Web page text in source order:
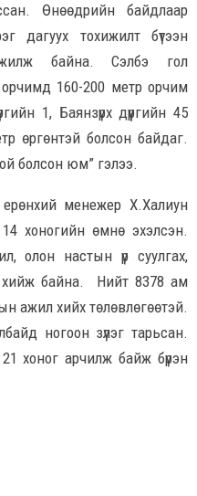
Өнөөдрийн байдлаар
дагуух тохижилт бүтээн
байна. Сэлбэ гол
160-200 метр орчим
1, Баянзүрх дүүргийн 45
өргөнтэй болсон байдаг.
болсон юм” гэлээ.
менежер Х.Халиун
хоногийн өмнө эхэлсэн.
олон настын үр суулгах,
хийж байна. Нийт 8378 ам
ажил хийх төлөвлөгөөтэй.
ногоон зүлэг тарьсан.
хоног арчилж байж бүрэн